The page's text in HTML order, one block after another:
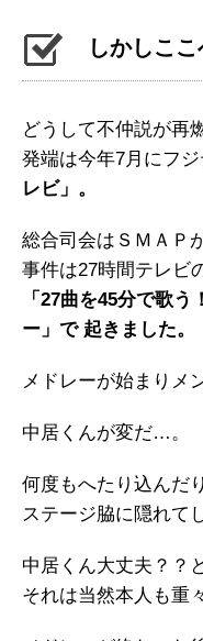
しかしこ
どうして不仲説が再
発端は今年7月にフ
レビ」。
総合司会はＳＭＡＰ
事件は27時間テレビ
「27曲を45分で歌
ー」で 起きました。
メドレーが始まりメ
中居くんが変だ…。
何度もへたり込んだり
ステージ脇に隠れて
中居くん大丈夫？？
それは当然本人も重